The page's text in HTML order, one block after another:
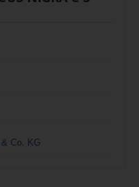
Co. KG